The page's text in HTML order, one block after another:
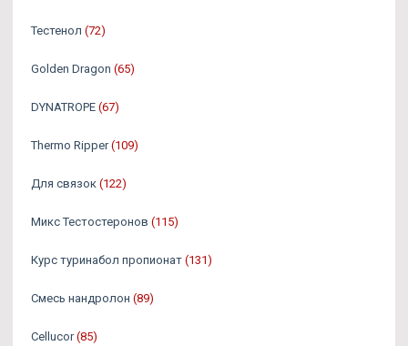
Тестенол (72)
Golden Dragon (65)
DYNATROPE (67)
Thermo Ripper (109)
Для связок (122)
Микс Тестостеронов (115)
Курс туринабол пропионат (131)
Смесь нандролон (89)
Cellucor (85)